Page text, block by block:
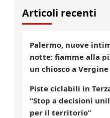
Articoli recenti
Palermo, nuove
notte: fiamme alla
un chiosco a
Piste ciclabili in
“Stop a decisioni
per il territorio”